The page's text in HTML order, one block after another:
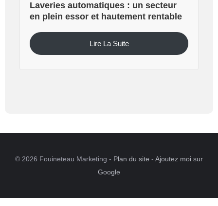
Laveries automatiques : un secteur
en plein essor et hautement rentable
Lire La Suite
© 2026 Fouineteau Marketing - Plan du site - Ajoutez moi sur
Google